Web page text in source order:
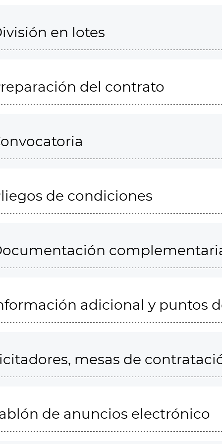
en lotes
del contrato
de condiciones
adicional y puntos
mesas de
de anuncios electrónico